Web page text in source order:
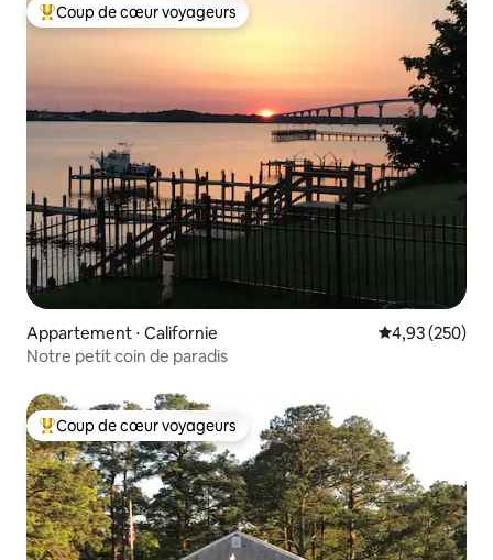
Coups de cœur voyageurs les plus appréciés
Coup de cœur voyageurs
Appartement ⋅ Californie Évaluation
4,93 (250)
Notre petit coin de paradis
Coups de cœur voyageurs les plus appréciés
Coup de cœur voyageurs